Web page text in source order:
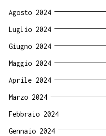
Agosto 2024
Luglio 2024
Giugno 2024
Maggio 2024
Aprile 2024
Marzo 2024
Febbraio 2024
Gennaio 2024